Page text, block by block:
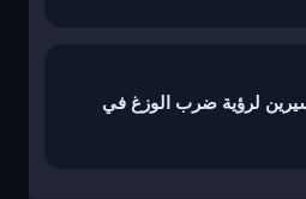
لرؤية ضرب الوزغ في